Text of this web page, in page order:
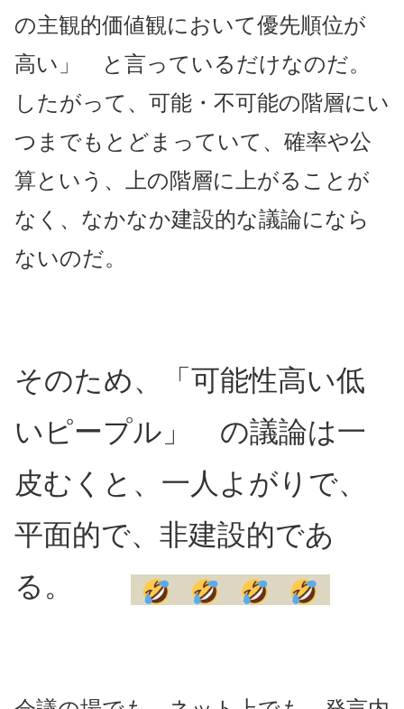
の主観的価値観において優先順位が
高い」 と言っているだけなのだ。
したがって、可能・不可能の階層にい
つまでもとどまっていて、確率や公
算という、上の階層に上がることが
なく、なかなか建設的な議論になら
ないのだ。
そのため、「可能性高い低
いピープル」 の議論は一
皮むくと、一人よがりで、
平面的で、非建設的であ
る。